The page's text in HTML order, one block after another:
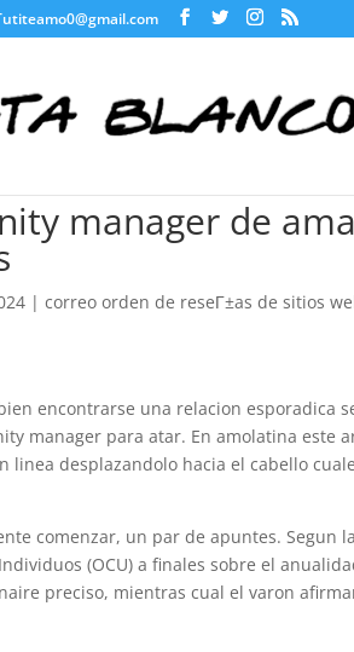
manager de
|correo orden de reseГ±as de sitios
encontrarse una relacion esporadica
manager para atar. En amolatina este
linea desplazandolo hacia el cabello
comenzar, un par de apuntes. Segun
(OCU) a finales sobre el
preciso, mientras cual el varon